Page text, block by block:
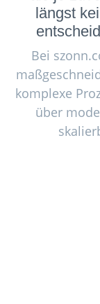
längst
Bei
komplexe
über